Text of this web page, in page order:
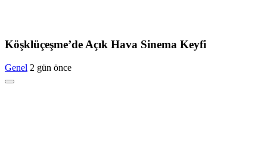
Köşklüçeşme’de Açık Hava Sinema Keyfi
Genel 2 gün önce